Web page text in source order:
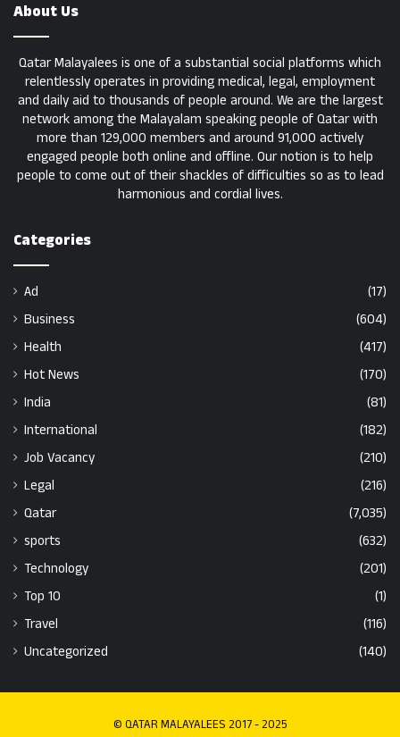
About Us
Qatar Malayalees is one of a substantial social platforms which
relentlessly operates in providing medical, legal, employment
and daily aid to thousands of people around. We are the largest
network among the Malayalam speaking people of Qatar with
more than 129,000 members and around 91,000 actively
engaged people both online and offline. Our notion is to help
people to come out of their shackles of difficulties so as to lead
harmonious and cordial lives.
Categories
Ad
(17)
Business
(604)
Health
(417)
Hot News
(170)
India
(81)
International
(182)
Job Vacancy
(210)
Legal
(216)
Qatar
(7,035)
sports
(632)
Technology
(201)
Top 10
(1)
Travel
(116)
Uncategorized
(140)
© QATAR MALAYALEES 2017 - 2025